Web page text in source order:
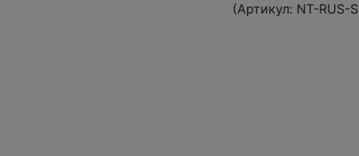
(Артикул: NT-RUS-